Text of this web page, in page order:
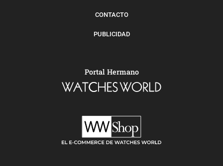
CONTACTO
PUBLICIDAD
Portal Hermano